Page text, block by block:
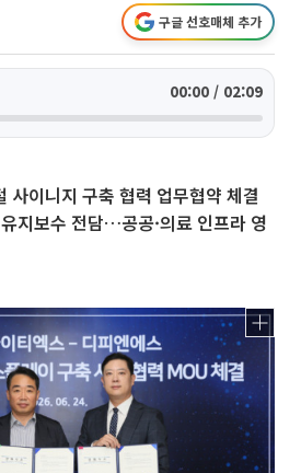
구글 선호매체 추가
00:00 / 02:09
사이니지 구축 협력 업무협약 체결
지보수 전담…공공·의료 인프라 영